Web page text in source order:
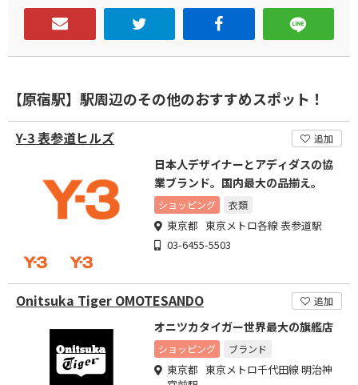
【原宿駅】駅周辺のその他のおすすめスポット！
Y-3 表参道ヒルズ 追加
日本人デザイナーとアディダスの協
業ブランド。国内最大の品揃え。
ショッピング 衣類
東京都 東京メトロ各線 表参道駅
03-6455-5503
Onitsuka Tiger OMOTESANDO 追加
オニツカタイガー世界最大の旗艦店
ショッピング ブランド
東京都 東京メトロ千代田線 明治神